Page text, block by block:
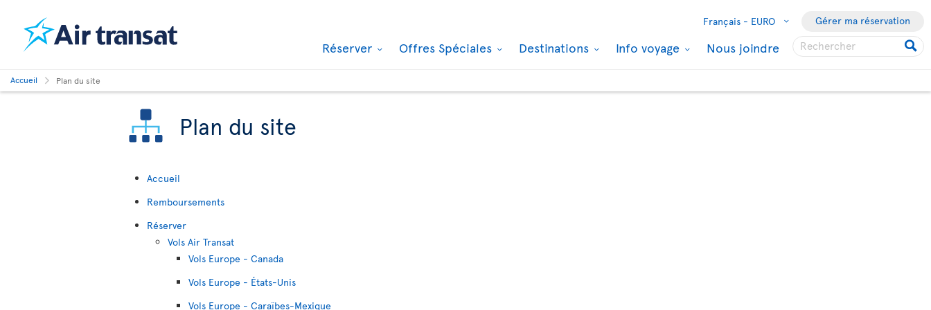
Français - EURO Gérer ma réservation
Réserver Offres Spéciales Destinations Info voyage Nous joindre
Accueil Plan du site
Plan du site
Accueil
Remboursements
Réserver
Vols Air Transat
Vols Europe - Canada
Vols Europe - États-Unis
Vols Europe - Caraïbes-Mexique